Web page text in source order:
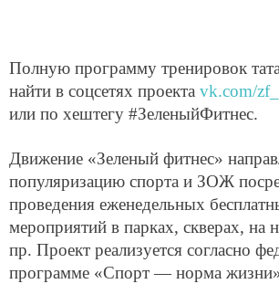
Полную программу тренировок
найти в соцсетях проекта vk.com/
или по хештегу #ЗеленыйФитнес.
Движение «Зеленый фитнес»
популяризацию спорта и ЗОЖ
проведения еженедельных
мероприятий в парках, скверах, на
пр. Проект реализуется согласно
программе «Спорт — норма